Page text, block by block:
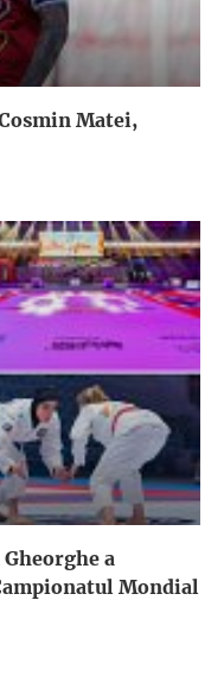
Matei,
a
Mondial